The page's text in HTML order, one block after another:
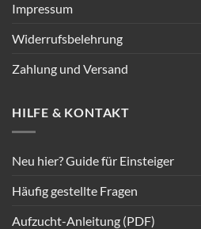
Impressum
Widerrufsbelehrung
Zahlung und Versand
HILFE & KONTAKT
Neu hier? Guide für Einsteiger
Häufig gestellte Fragen
Aufzucht-Anleitung (PDF)